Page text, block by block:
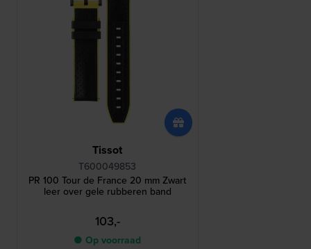
Tissot
T600049853
PR 100 Tour de France 20 mm Zwart
leer over gele rubberen band
103,-
● Op voorraad